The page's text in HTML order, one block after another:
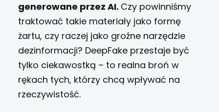
generowane przez AI. Czy powinniśmy
traktować takie materiały jako formę
żartu, czy raczej jako groźne narzędzie
dezinformacji? DeepFake przestaje być
tylko ciekawostką – to realna broń w
rękach tych, którzy chcą wpływać na
rzeczywistość.